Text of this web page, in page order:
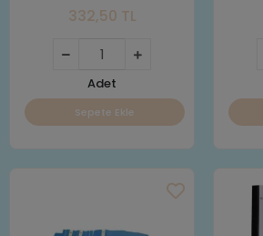
332,50 TL
Adet
Sepete Ekle